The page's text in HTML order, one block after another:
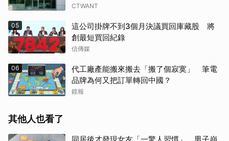
CTWANT
05
這公司掛牌不到3個月決議買回庫藏股 將
創最短買回紀錄
信傳媒
06
代工廠產能搬來搬去「搬了個寂寞」 筆電
品牌為何又把訂單轉回中國？
鏡報
其他人也看了